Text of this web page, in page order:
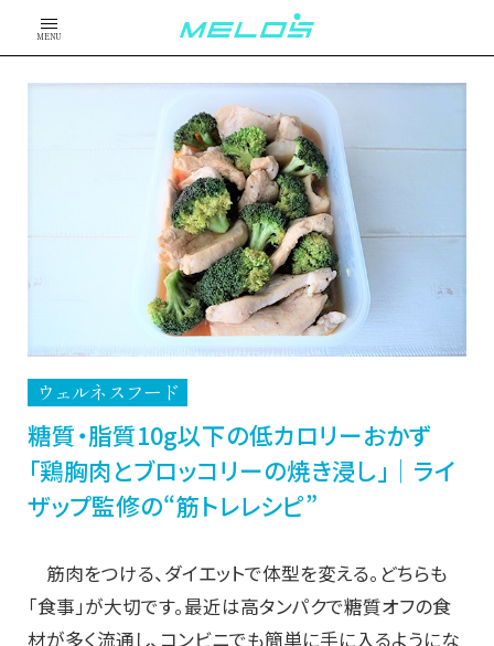
MENU
ウェルネスフード
糖質・脂質10g以下の低カロリーおかず
「鶏胸肉とブロッコリーの焼き浸し」│ライ
ザップ監修の“筋トレレシピ”
筋肉をつける、ダイエットで体型を変える。どちらも
「食事」が大切です。最近は高タンパクで糖質オフの食
材が多く流通し、コンビニでも簡単に手に入るようにな